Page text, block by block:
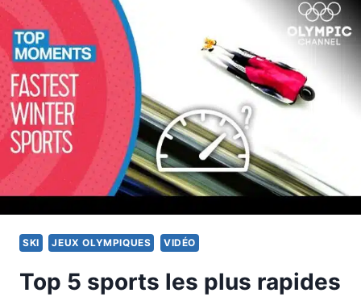
LE
FUTUR
SKI JEUX OLYMPIQUES VIDÉO
Top 5 sports les plus rapides